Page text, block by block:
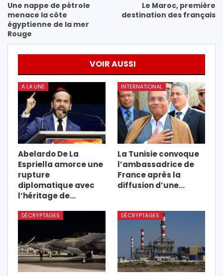
Une nappe de pétrole
menace la côte
égyptienne de la mer
Rouge
Le Maroc, première
destination des français
VOIR AUSSI
A LA UNE
Abelardo De La
Espriella amorce une
rupture
diplomatique avec
l’héritage de…
INTERNATIONAL
La Tunisie convoque
l’ambassadrice de
France après la
diffusion d’une…
DÉCRYPTAGES DÉCRYPTAGES